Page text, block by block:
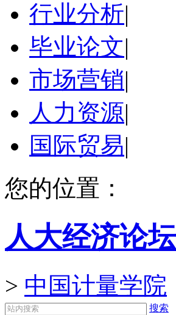
行业分析|
毕业论文|
市场营销|
人力资源|
国际贸易|
您的位置：
人大经济论坛
> 中国计量学院
搜索